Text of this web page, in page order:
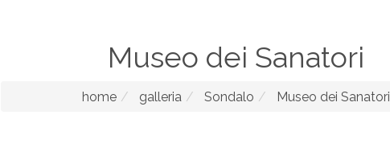
Museo dei Sanatori
home galleria Sondalo Museo dei Sanatori